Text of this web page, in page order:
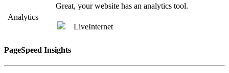
Analytics
Great, your website has an analytics tool.
LiveInternet
PageSpeed Insights